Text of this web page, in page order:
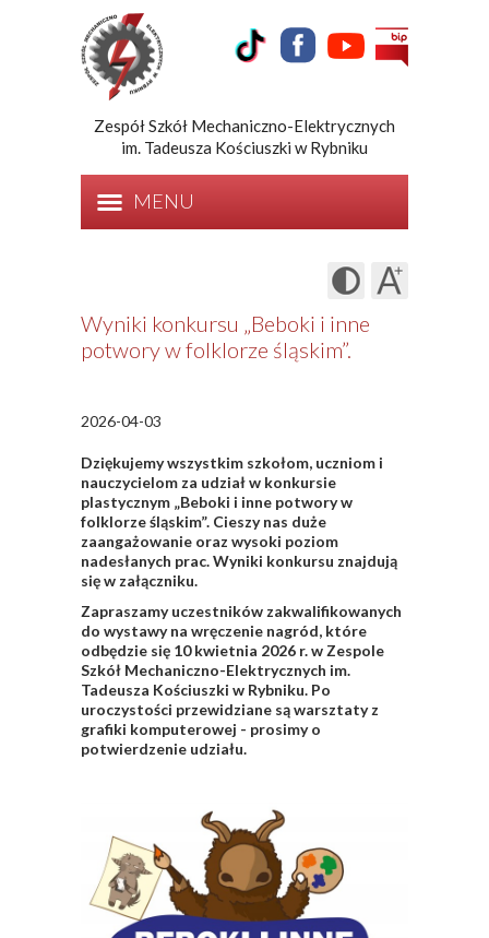
Zespół Szkół Mechaniczno-Elektrycznych
im. Tadeusza Kościuszki w Rybniku
MENU
Wyniki konkursu „Beboki i inne
potwory w folklorze śląskim”.
2026-04-03
Dziękujemy wszystkim szkołom, uczniom i
nauczycielom za udział w konkursie
plastycznym „Beboki i inne potwory w
folklorze śląskim”. Cieszy nas duże
zaangażowanie oraz wysoki poziom
nadesłanych prac. Wyniki konkursu znajdują
się w załączniku.
Zapraszamy uczestników zakwalifikowanych
do wystawy na wręczenie nagród, które
odbędzie się 10 kwietnia 2026 r. w Zespole
Szkół Mechaniczno-Elektrycznych im.
Tadeusza Kościuszki w Rybniku. Po
uroczystości przewidziane są warsztaty z
grafiki komputerowej - prosimy o
potwierdzenie udziału.